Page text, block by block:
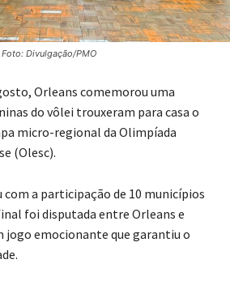
Foto: Divulgação/PMO
Orleans comemorou uma
do vôlei trouxeram para casa o
micro-regional da Olimpíada
(Olesc).
a participação de 10 municípios
foi disputada entre Orleans e
jogo emocionante que garantiu o